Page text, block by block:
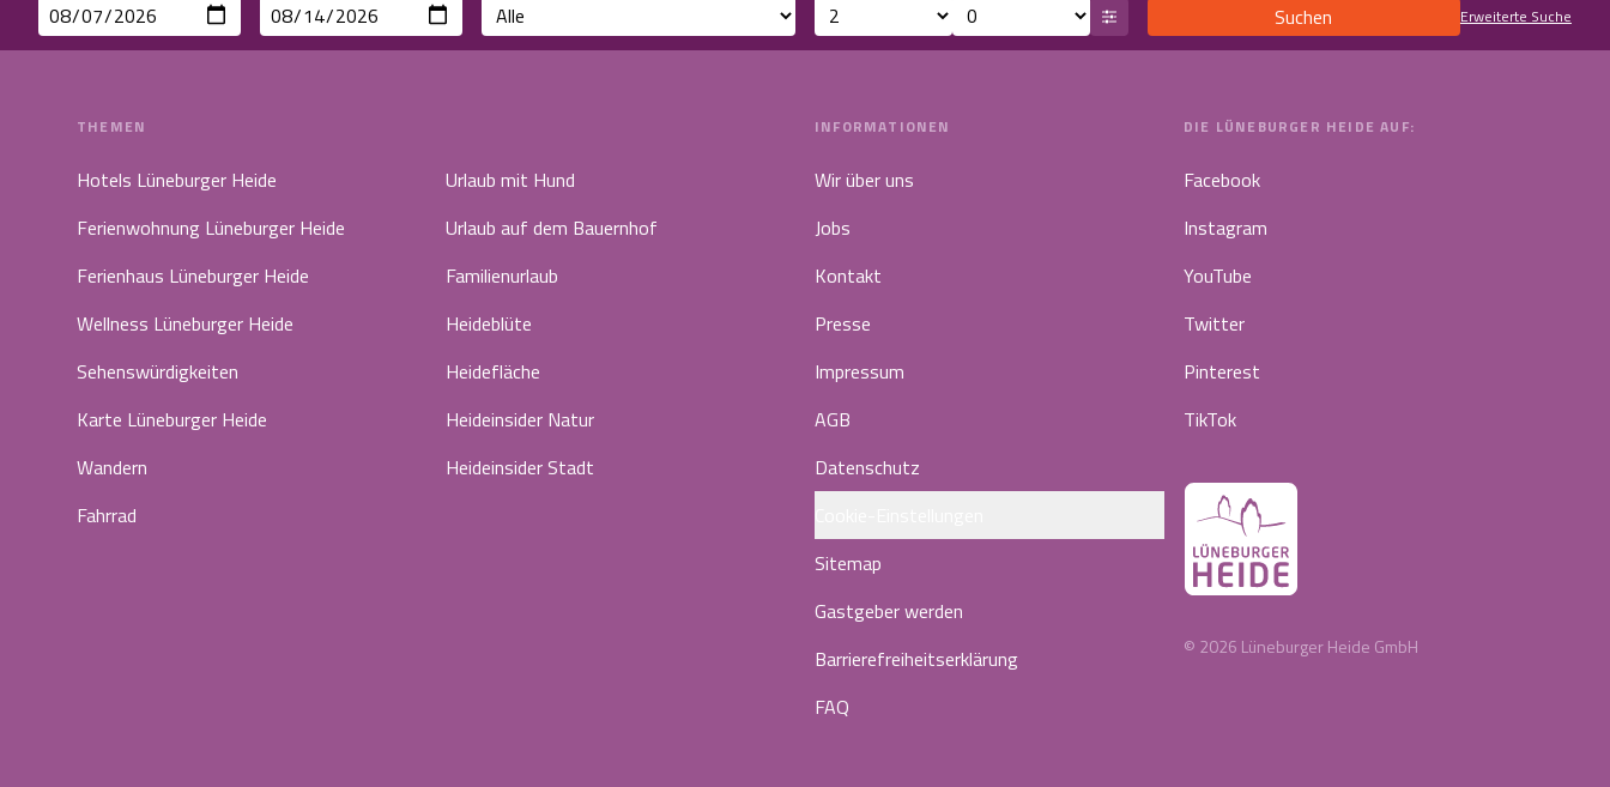
Suchen
Erweiterte Suche
THEMEN
Hotels Lüneburger Heide
Ferienwohnung Lüneburger Heide
Ferienhaus Lüneburger Heide
Wellness Lüneburger Heide
Sehenswürdigkeiten
Karte Lüneburger Heide
Wandern
Fahrrad
Urlaub mit Hund
Urlaub auf dem Bauernhof
Familienurlaub
Heideblüte
Heidefläche
Heideinsider Natur
Heideinsider Stadt
INFORMATIONEN
Wir über uns
Jobs
Kontakt
Presse
Impressum
AGB
Datenschutz
Sitemap
Gastgeber werden
Barrierefreiheitserklärung
FAQ
DIE LÜNEBURGER HEIDE AUF:
Facebook
Instagram
YouTube
Twitter
Pinterest
TikTok
© 2026 Lüneburger Heide GmbH